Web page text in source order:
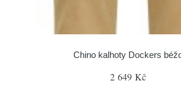
Chino kalhoty Dockers
2 649 Kč